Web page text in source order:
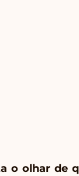
o olhar de